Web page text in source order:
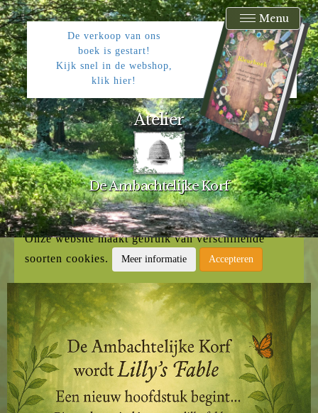
De verkoop van ons
boek is gestart!
Kijk snel in de webshop,
klik hier!
Atelier
De Ambachtelijke Korf
Menu
Onze website maakt gebruik van verschillende
soorten cookies.
Meer informatie Accepteren